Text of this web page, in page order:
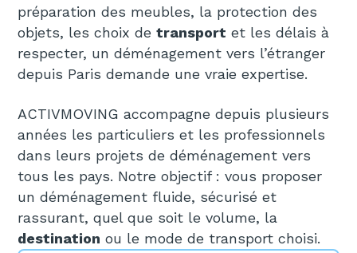
préparation des meubles, la protection des
objets, les choix detransport et les délais à
respecter, un déménagement vers l’étranger
depuis Paris demande une vraie expertise.
ACTIVMOVING accompagne depuis plusieurs
années les particuliers et les professionnels
dans leurs projets de déménagement vers
tous les pays. Notre objectif : vous proposer
un déménagement fluide, sécurisé et
rassurant, quel que soit le volume, la
destination ou le mode de transport choisi.